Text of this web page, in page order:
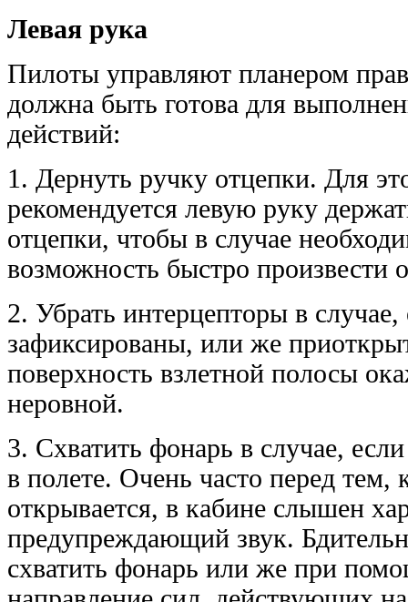
Левая рука
Пилоты управляют планером
должна быть готова для
действий:
1. Дернуть ручку отцепки. Для
рекомендуется левую руку
отцепки, чтобы в случае
возможность быстро произвести
2. Убрать интерцепторы в
зафиксированы, или же
поверхность взлетной полосы
неровной.
3. Схватить фонарь в случае,
в полете. Очень часто перед тем,
открывается, в кабине слышен
предупреждающий звук.
схватить фонарь или же при